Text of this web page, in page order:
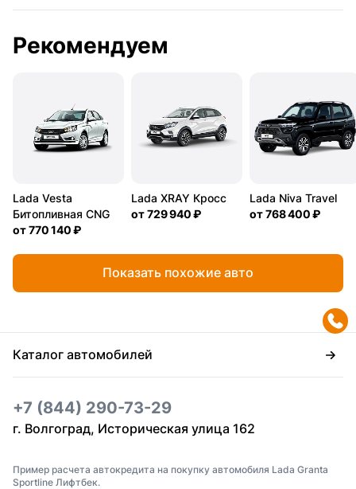
Рекомендуем
Lada Vesta
Битопливная CNG
от770 140 ₽
Lada XRAY Кросс
от729 940 ₽
Lada Niva Travel
от768 400 ₽
Показать похожие авто
Каталог автомобилей
+7 (844) 290-73-29
г. Волгоград, Историческая улица 162
Пример расчета автокредита на покупку автомобиля Lada Granta
Sportline Лифтбек.